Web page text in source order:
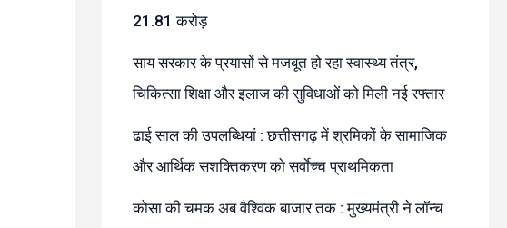
21.81 करोड़
साय सरकार के प्रयासों से मजबूत हो रहा स्वास्थ्य तंत्र,
चिकित्सा शिक्षा और इलाज की सुविधाओं को मिली नई रफ्तार
ढाई साल की उपलब्धियां : छत्तीसगढ़ में श्रमिकों के सामाजिक
और आर्थिक सशक्तिकरण को सर्वाेच्च प्राथमिकता
कोसा की चमक अब वैश्विक बाजार तक : मुख्यमंत्री ने लॉन्च